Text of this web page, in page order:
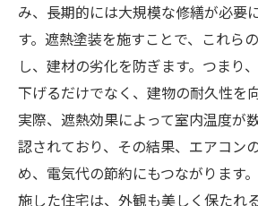
み、長期的には大規模な修繕が必要
す。遮熱塗装を施すことで、これら
し、建材の劣化を防ぎます。つまり
下げるだけでなく、建物の耐久性を
実際、遮熱効果によって室内温度が
認されており、その結果、エアコン
め、電気代の節約にもつながります
施した住宅は、外観も美しく保たれ